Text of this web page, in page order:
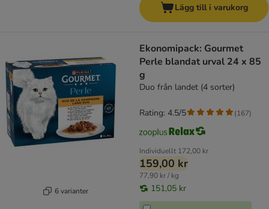
Lägg till i varukorg
6 varianter
Ekonomipack: Gourmet
Perle blandat urval 24 x 85
g
Duo från landet (4 sorter)
Individuellt 172,00 kr
159,00 kr
77,90 kr / kg
151,05 kr
Rating: 4.5/5 (167)